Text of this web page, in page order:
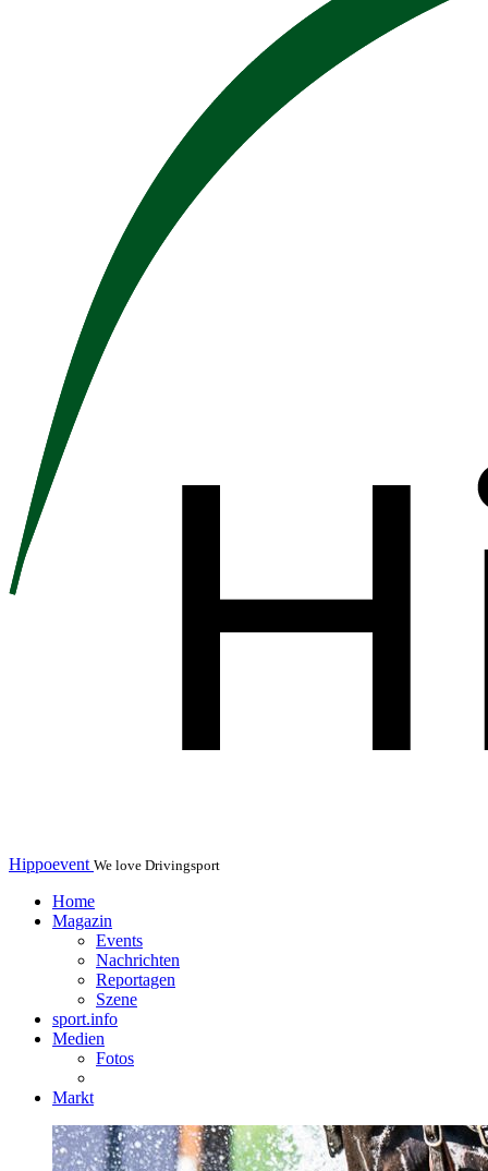
Hippoevent We love Drivingsport
Home
Magazin
Events
Nachrichten
Reportagen
Szene
sport.info
Medien
Fotos
Markt